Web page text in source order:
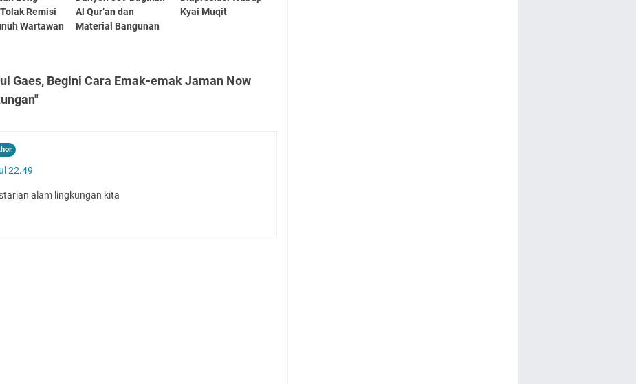
Remisi
Wartawan
Al Qur’an dan
Material Bangunan
Kyai Muqit
Gaes, Begini Cara Emak-emak Jaman Now
22.49
alam lingkungan kita